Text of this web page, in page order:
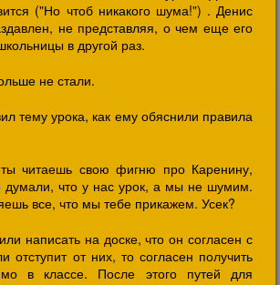
("Но чтоб никакого шума!") . Денис
не представляя, о чем еще его
в другой раз.
не стали.
тему урока, как ему обяснили правила
читаешь свою фигню про Каренину,
думали, что у нас урок, а мы не шумим.
все, что мы тебе прикажем. Усек?
написать на доске, что он согласен с
отступит от них, то согласен получить
в классе. После этого путей для